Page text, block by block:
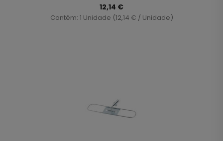
12,14 €
Contém: 1 Unidade (12,14 € / Unidade)